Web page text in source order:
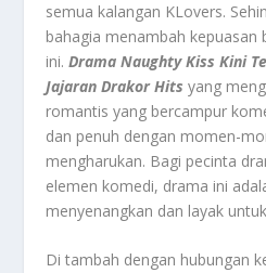
semua kalangan KLovers.
bahagia menambah kepuasan
ini.Drama Naughty Kiss Kini
Jajaran Drakor Hits yang
romantis yang bercampur
dan penuh dengan momen-
mengharukan. Bagi pecinta
elemen komedi, drama ini
menyenangkan dan layak
Di tambah dengan hubungan